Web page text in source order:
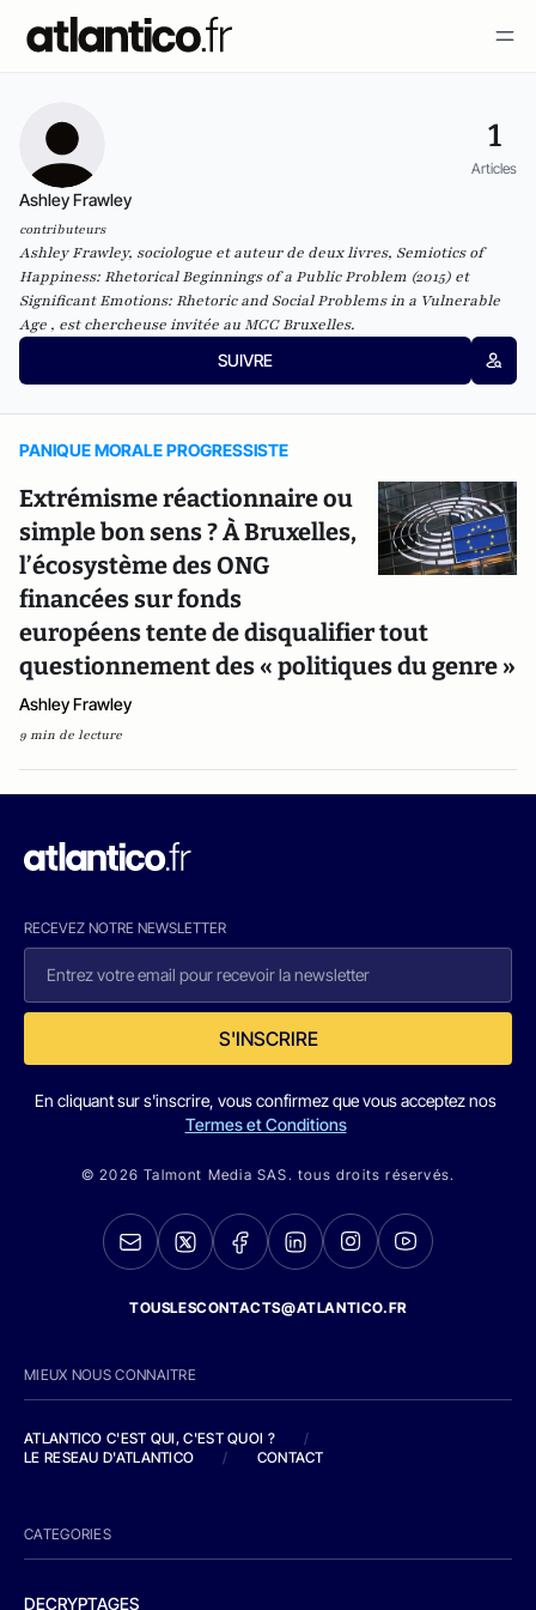
1
Articles
Ashley Frawley
contributeurs
Ashley Frawley, sociologue et auteur de deux livres, Semiotics of
Happiness: Rhetorical Beginnings of a Public Problem (2015) et
Significant Emotions: Rhetoric and Social Problems in a Vulnerable
Age , est chercheuse invitée au MCC Bruxelles.
SUIVRE
PANIQUE MORALE PROGRESSISTE
Extrémisme réactionnaire ou
simple bon sens ? À Bruxelles,
l’écosystème des ONG
financées sur fonds
européens tente de disqualifier tout
questionnement des « politiques du genre »
Ashley Frawley
9 min de lecture
RECEVEZ NOTRE NEWSLETTER
S'INSCRIRE
En cliquant sur s'inscrire, vous confirmez que vous acceptez nos
Termes et Conditions
© 2026 Talmont Media SAS. tous droits réservés.
TOUSLESCONTACTS@ATLANTICO.FR
MIEUX NOUS CONNAITRE
ATLANTICO C'EST QUI, C'EST QUOI ?
/
LE RESEAU D'ATLANTICO
/ CONTACT
CATEGORIES
DECRYPTAGES